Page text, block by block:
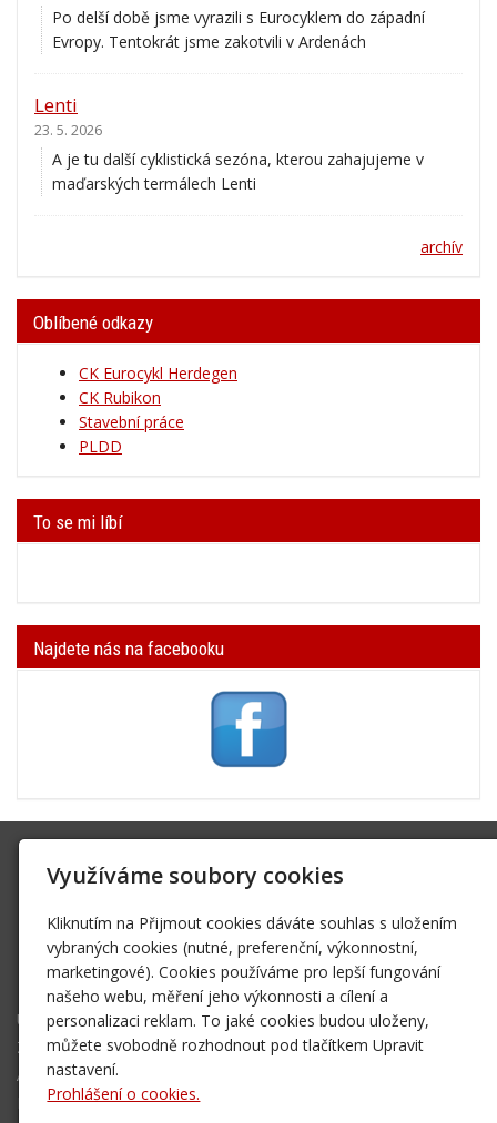
Po delší době jsme vyrazili s Eurocyklem do západní
Evropy. Tentokrát jsme zakotvili v Ardenách
Lenti
23. 5. 2026
A je tu další cyklistická sezóna, kterou zahajujeme v
maďarských termálech Lenti
archív
Oblíbené odkazy
CK Eurocykl Herdegen
CK Rubikon
Stavební práce
PLDD
To se mi líbí
Najdete nás na facebooku
Na Spádu 2069/9, 40011 Ústí nad Labem
sktrifid@sktrifid.cz
606 64 64 99
475 504 457
Úvodní stránka
Ze života klubu
Archiv 2002 - 2006
Mapa destinací - NOVÉ!
Využíváme soubory cookies
Kliknutím na Přijmout cookies dáváte souhlas s uložením
vybraných cookies (nutné, preferenční, výkonnostní,
marketingové). Cookies používáme pro lepší fungování
našeho webu, měření jeho výkonnosti a cílení a
personalizaci reklam. To jaké cookies budou uloženy,
můžete svobodně rozhodnout pod tlačítkem Upravit
nastavení.
Prohlášení o cookies.